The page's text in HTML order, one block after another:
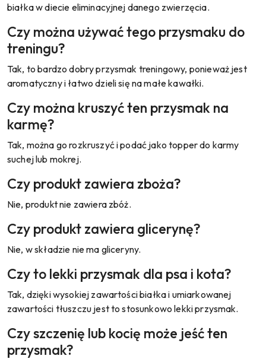
białka w diecie eliminacyjnej danego zwierzęcia.
Czy można używać tego przysmaku do
treningu?
Tak, to bardzo dobry przysmak treningowy, ponieważ jest
aromatyczny i łatwo dzieli się na małe kawałki.
Czy można kruszyć ten przysmak na
karmę?
Tak, można go rozkruszyć i podać jako topper do karmy
suchej lub mokrej.
Czy produkt zawiera zboża?
Nie, produkt nie zawiera zbóż.
Czy produkt zawiera glicerynę?
Nie, w składzie nie ma gliceryny.
Czy to lekki przysmak dla psa i kota?
Tak, dzięki wysokiej zawartości białka i umiarkowanej
zawartości tłuszczu jest to stosunkowo lekki przysmak.
Czy szczenię lub kocię może jeść ten
przysmak?